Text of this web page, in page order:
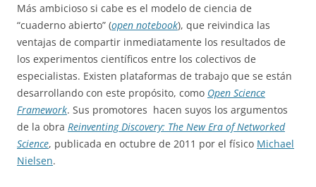
Más ambicioso si cabe es el modelo de ciencia de
“cuaderno abierto” (open notebook), que reivindica las
ventajas de compartir inmediatamente los resultados de
los experimentos científicos entre los colectivos de
especialistas. Existen plataformas de trabajo que se están
desarrollando con este propósito, como Open Science
Framework. Sus promotores hacen suyos los argumentos
de la obra Reinventing Discovery: The New Era of Networked
Science, publicada en octubre de 2011 por el físico Michael
Nielsen.